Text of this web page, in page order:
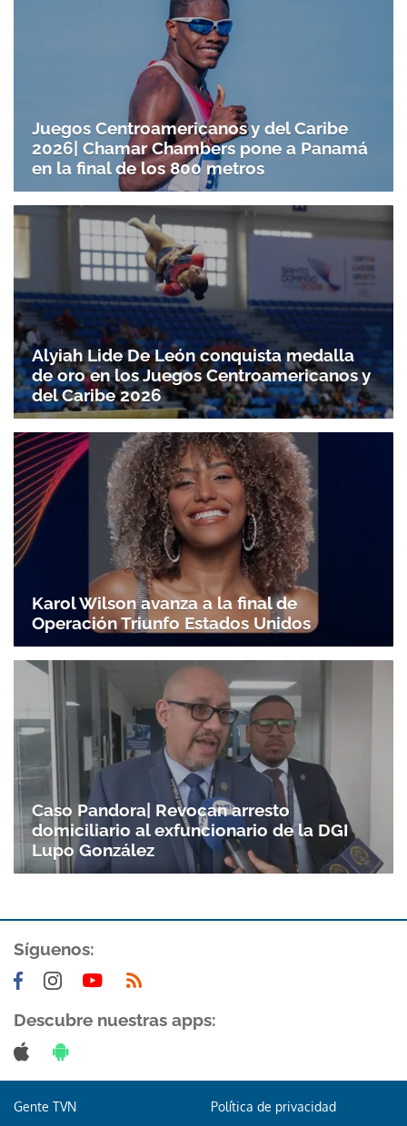
Gracias por suscribirte a nuestro boletín.
Juegos Centroamericanos y del Caribe
2026| Chamar Chambers pone a Panamá
en la final de los 800 metros
Alyiah Lide De León conquista medalla
de oro en los Juegos Centroamericanos y
del Caribe 2026
Karol Wilson avanza a la final de
Operación Triunfo Estados Unidos
Caso Pandora| Revocan arresto
domiciliario al exfuncionario de la DGI
Lupo González
Síguenos:
Descubre nuestras apps:
Gente TVN Política de privacidad